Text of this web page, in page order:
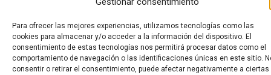
Para ofrecer las mejores experiencias, utilizamos tecnologías como las
cookies para almacenar y/o acceder a la información del dispositivo. El
consentimiento de estas tecnologías nos permitirá procesar datos como el
comportamiento de navegación o las identificaciones únicas en este sitio.
consentir o retirar el consentimiento, puede afectar negativamente a ciertas